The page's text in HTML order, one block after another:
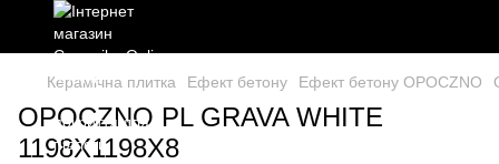
Керамічна плитка Ефект бетону Ефект бетону OPOCZNO
OPOCZNO PL GRAVA WHITE
1198X1198X8